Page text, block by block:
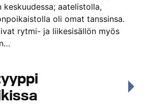
aatelistolla,
oli omat tanssinsa.
rytmi- ja liikesisällön myös